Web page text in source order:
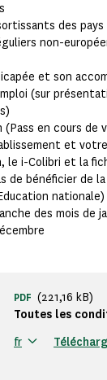
des pays
non-
et son
(sur
(Pass en cours
et
le i-Colibri et la
de bénéficier de
nationale)
des mois de
Toutes les
PDF (221,16 kB)
fr